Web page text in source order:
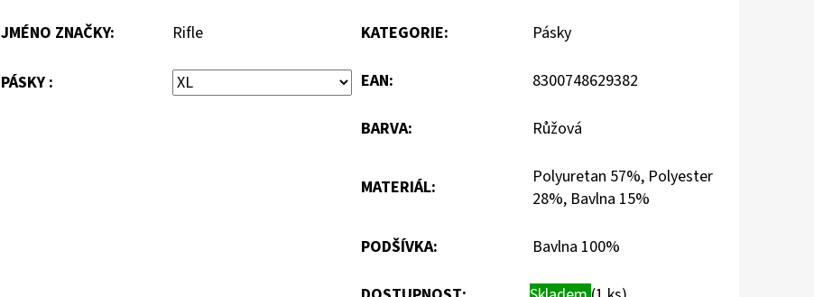
JMÉNO ZNAČKY: Rifle
PÁSKY :
KATEGORIE: Pásky
EAN: 8300748629382
BARVA: Růžová
MATERIÁL:
Polyuretan 57%, Polyester
28%, Bavlna 15%
PODŠÍVKA: Bavlna 100%